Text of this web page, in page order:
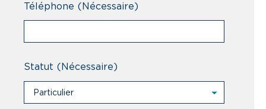
Téléphone (Nécessaire)
Statut (Nécessaire)
Particulier